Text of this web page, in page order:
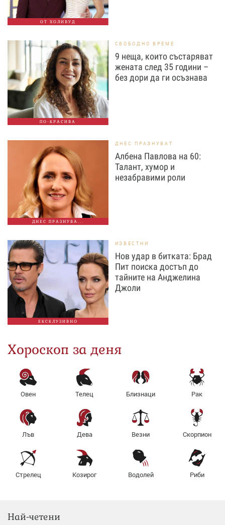
ОТ ХОЛИВУД
ПО-КРАСИВА
СВОБОДНО ВРЕМЕ
9 неща, които състаряват
жената след 35 години –
без дори да ги осъзнава
ДНЕС ПРАЗНУВА...
ДНЕС ПРАЗНУВАТ
Албена Павлова на 60:
Талант, хумор и
незабравими роли
ЕКСКЛУЗИВНО
ИЗВЕСТНИ
Нов удар в битката: Брад
Пит поиска достъп до
тайните на Анджелина
Джоли
Хороскоп за деня
Овен Телец Близнаци Рак
Лъв Дева Везни Скорпион
Стрелец Козирог Водолей Риби
Най-четени